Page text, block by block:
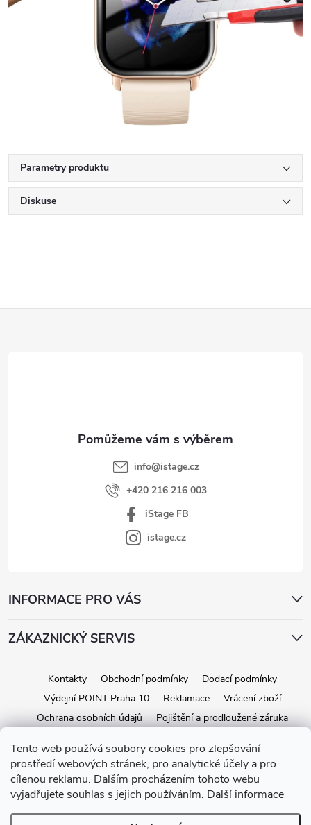
Tento web používá soubory cookies pro zlepšování
prostředí webových stránek, pro analytické účely a pro
cílenou reklamu. Dalším procházením tohoto webu
vyjadřujete souhlas s jejich používáním. Další informace
Parametry produktu
Diskuse
info@istage.cz
+420 216 216 003
iStage FB
istage.cz
INFORMACE PRO VÁS
ZÁKAZNICKÝ SERVIS
Kontakty Obchodní podmínky
Dodací podmínky
Výdejní POINT Praha 10
Reklamace
Vrácení zboží
Ochrana osobních údajů
Pojištění a prodloužené záruka
Vytvořil Shoptet
Copyright 2026iStage.cz. Všechna práva vyhrazena.Upravit nastavení
cookies